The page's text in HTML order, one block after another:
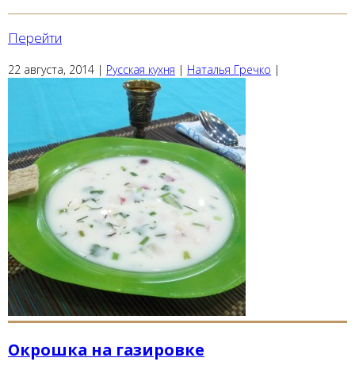
Перейти
22 августа, 2014 | Русская кухня | Наталья Гречко |
Окрошка на газировке